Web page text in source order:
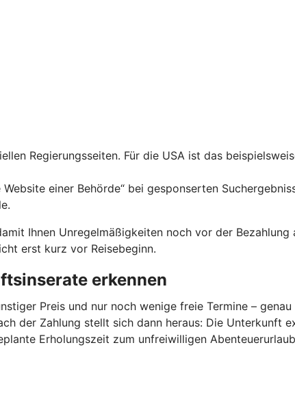
Regierungsseiten. Für die USA ist das
einer Behörde“ bei gesponserten
Ihnen Unregelmäßigkeiten noch vor der Bezahlung
erst kurz vor Reisebeginn.
erkennen
Preis und nur noch wenige freie Termine –
der Zahlung stellt sich dann heraus: Die
Erholungszeit zum unfreiwilligen